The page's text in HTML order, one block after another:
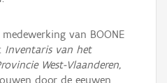
medewerking van BOONE
Inventaris van het
West-Vlaanderen,
door de eeuwen